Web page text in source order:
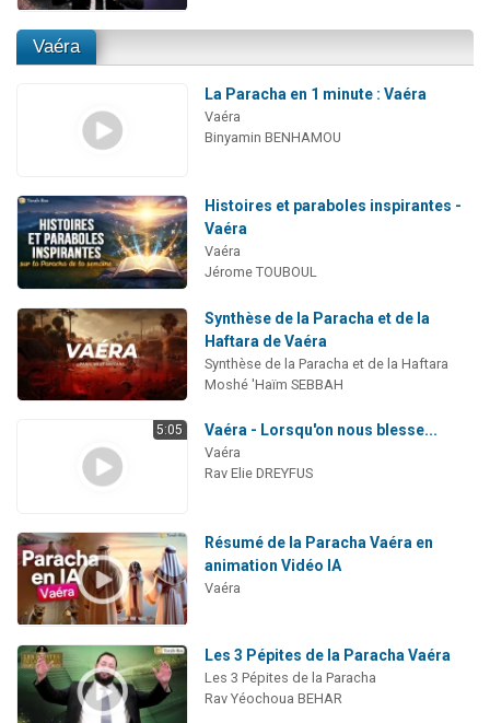
Vaéra
La Paracha en 1 minute : Vaéra
Vaéra
Binyamin BENHAMOU
Histoires et paraboles inspirantes -
Vaéra
Vaéra
Jérome TOUBOUL
Synthèse de la Paracha et de la
Haftara de Vaéra
Synthèse de la Paracha et de la Haftara
Moshé 'Haïm SEBBAH
5:05 Vaéra - Lorsqu'on nous blesse...
Vaéra
Rav Elie DREYFUS
Résumé de la Paracha Vaéra en
animation Vidéo IA
Vaéra
Les 3 Pépites de la Paracha Vaéra
Les 3 Pépites de la Paracha
Rav Yéochoua BEHAR